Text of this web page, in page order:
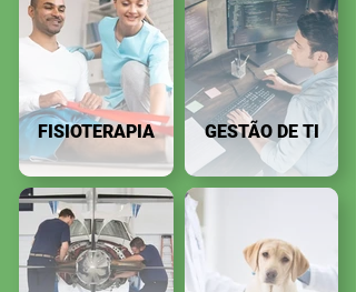
FISIOTERAPIA GESTÃO DE TI